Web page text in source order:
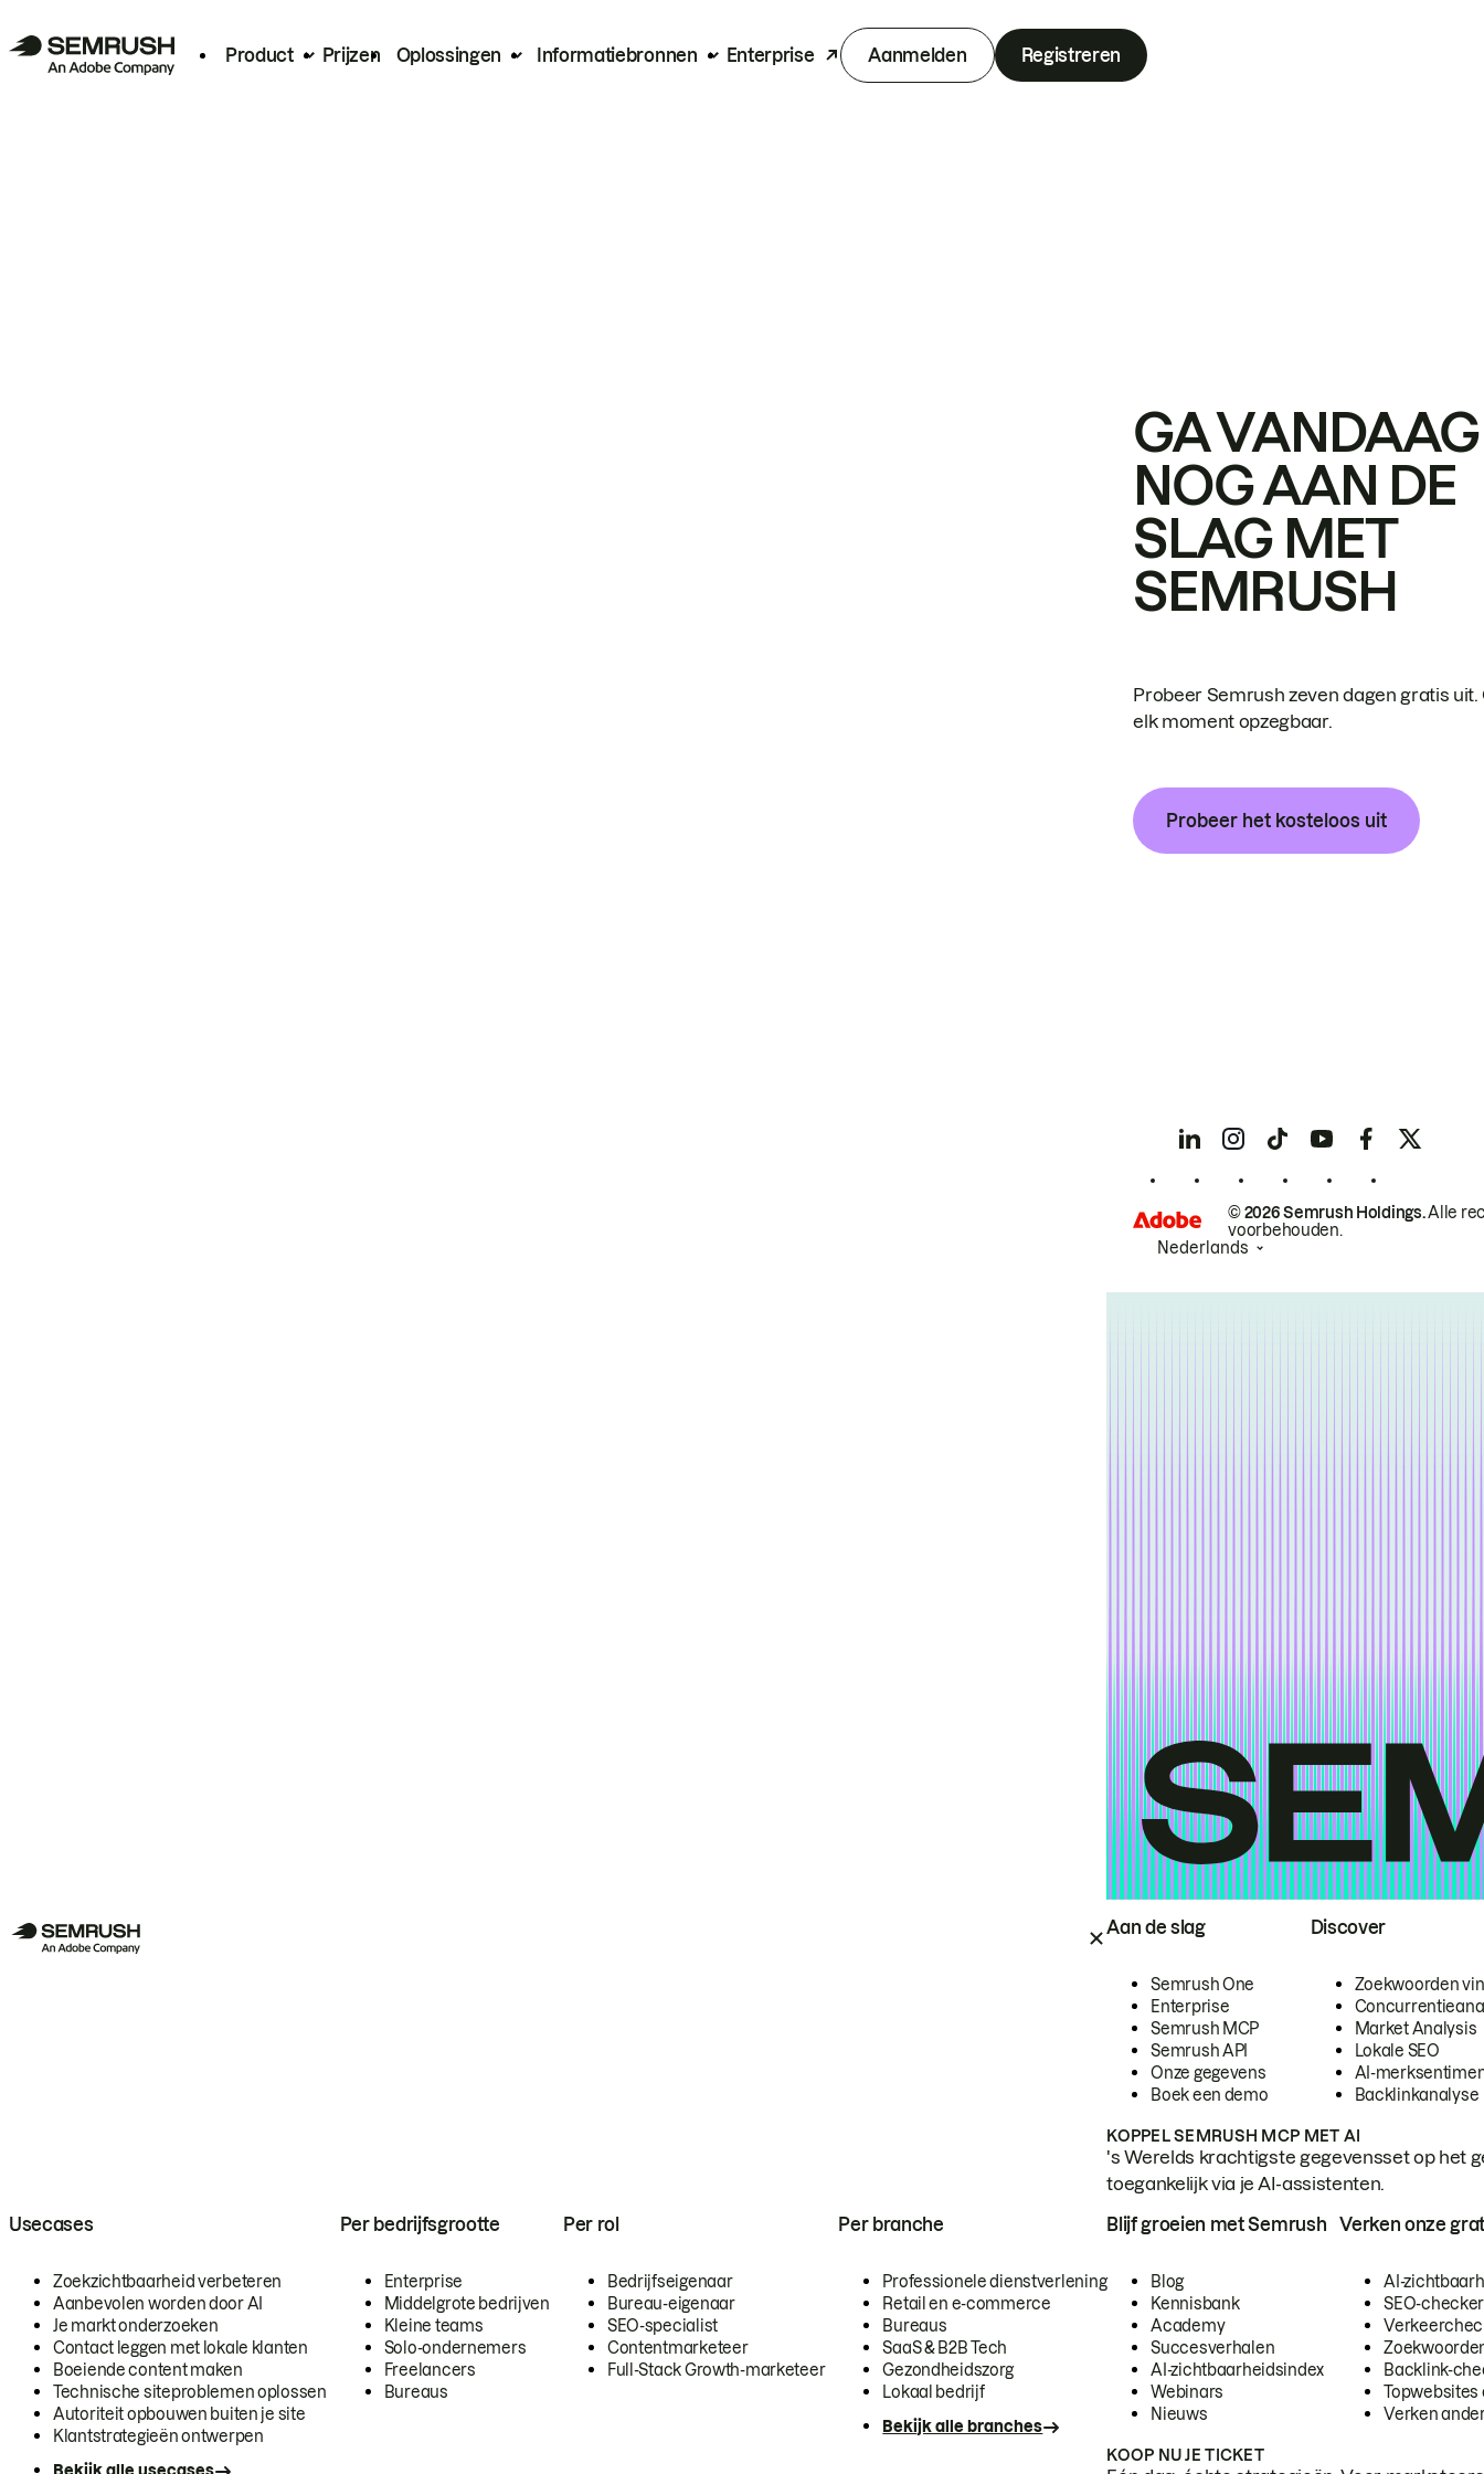
Product Prijzen Oplossingen Informatiebronnen Enterprise Aanmelden Registreren
Aan de slag
Semrush One
Enterprise
Semrush MCP
Semrush API
Onze gegevens
Boek een demo
Discover
Zoekwoorden
Market Analysis
Lokale SEO
AI-
Backlinkanalyse
KOPPEL SEMRUSH MCP MET AI
's Werelds krachtigste gegevensset op het
toegankelijk via je AI-assistenten.
Usecases
Zoekzichtbaarheid verbeteren
Aanbevolen worden door AI
Je markt onderzoeken
Contact leggen met lokale klanten
Boeiende content maken
Technische siteproblemen oplossen
Autoriteit opbouwen buiten je site
Klantstrategieën ontwerpen
Per bedrijfsgrootte
Enterprise
Middelgrote bedrijven
Kleine teams
Solo-ondernemers
Freelancers
Bureaus
Per rol
Bedrijfseigenaar
Bureau-eigenaar
SEO-specialist
Contentmarketeer
Full-Stack Growth-marketeer
Per branche
Professionele dienstverlening
Retail en e-commerce
Bureaus
SaaS & B2B Tech
Gezondheidszorg
Lokaal bedrijf
Bekijk alle branches
Blijf groeien met Semrush
Blog
Kennisbank
Academy
Succesverhalen
AI-zichtbaarheidsindex
Webinars
Nieuws
Verken onze
AI-
SEO-checker
Backlink-
Topwebsites
Verken
KOOP NU JE TICKET
GA VANDAAG
NOG AAN DE
SLAG MET
SEMRUSH
Probeer Semrush zeven dagen gratis uit.
elk moment opzegbaar.
Probeer het kosteloos uit
© 2026 Semrush Holdings.Alle
voorbehouden.
Nederlands